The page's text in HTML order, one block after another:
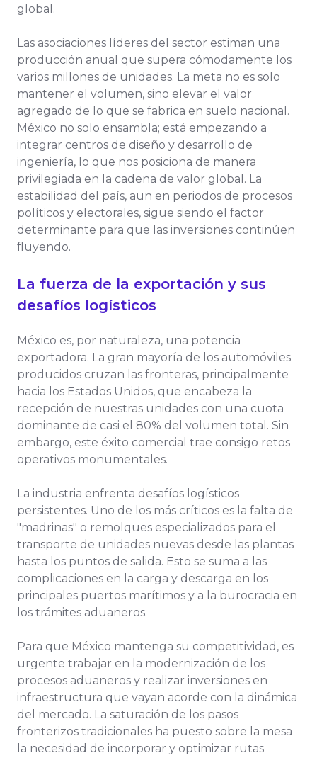
global.
Las asociaciones líderes del sector estiman una
producción anual que supera cómodamente los
varios millones de unidades. La meta no es solo
mantener el volumen, sino elevar el valor
agregado de lo que se fabrica en suelo nacional.
México no solo ensambla; está empezando a
integrar centros de diseño y desarrollo de
ingeniería, lo que nos posiciona de manera
privilegiada en la cadena de valor global. La
estabilidad del país, aun en periodos de procesos
políticos y electorales, sigue siendo el factor
determinante para que las inversiones continúen
fluyendo.
La fuerza de la exportación y sus
desafíos logísticos
México es, por naturaleza, una potencia
exportadora. La gran mayoría de los automóviles
producidos cruzan las fronteras, principalmente
hacia los Estados Unidos, que encabeza la
recepción de nuestras unidades con una cuota
dominante de casi el 80% del volumen total. Sin
embargo, este éxito comercial trae consigo retos
operativos monumentales.
La industria enfrenta desafíos logísticos
persistentes. Uno de los más críticos es la falta de
"madrinas" o remolques especializados para el
transporte de unidades nuevas desde las plantas
hasta los puntos de salida. Esto se suma a las
complicaciones en la carga y descarga en los
principales puertos marítimos y a la burocracia en
los trámites aduaneros.
Para que México mantenga su competitividad, es
urgente trabajar en la modernización de los
procesos aduaneros y realizar inversiones en
infraestructura que vayan acorde con la dinámica
del mercado. La saturación de los pasos
fronterizos tradicionales ha puesto sobre la mesa
la necesidad de incorporar y optimizar rutas